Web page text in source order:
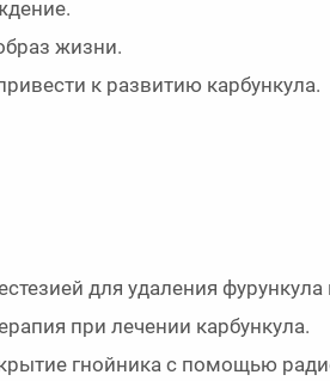
жизни.
к развитию карбункула.
для удаления фурункула
при лечении карбункула.
гнойника с помощью